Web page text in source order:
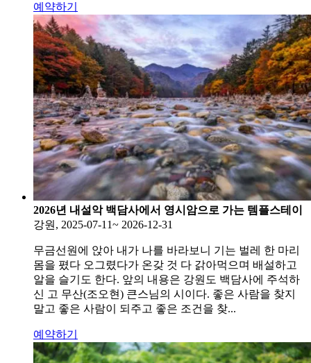
예약하기
2026년 내설악 백담사에서 영시암으로 가는 템플스테이
강원, 2025-07-11~ 2026-12-31
무금선원에 앉아 내가 나를 바라보니 기는 벌레 한 마리
몸을 폈다 오그렸다가 온갖 것 다 갉아먹으며 배설하고
알을 슬기도 한다. 앞의 내용은 강원도 백담사에 주석하
신 고 무산(조오현) 큰스님의 시이다. 좋은 사람을 찾지
말고 좋은 사람이 되주고 좋은 조건을 찾...
예약하기